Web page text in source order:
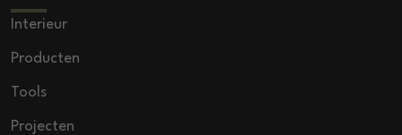
Interieur
Producten
Tools
Projecten